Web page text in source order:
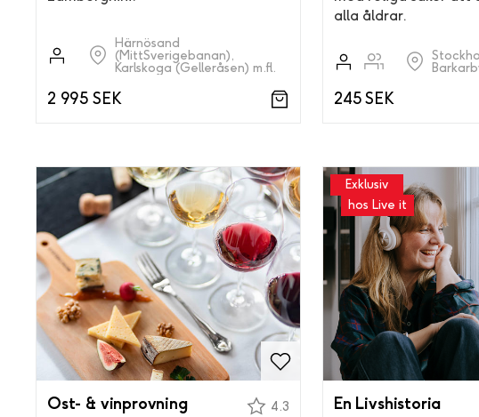
Härnösand
(MittSverigebanan),
Karlskoga (Gelleråsen) m.fl.
2 995 SEK
alla åldrar.
245 SEK
Ost- & vinprovning 4.3
Exklusiv
hos Live it
En Livshistoria